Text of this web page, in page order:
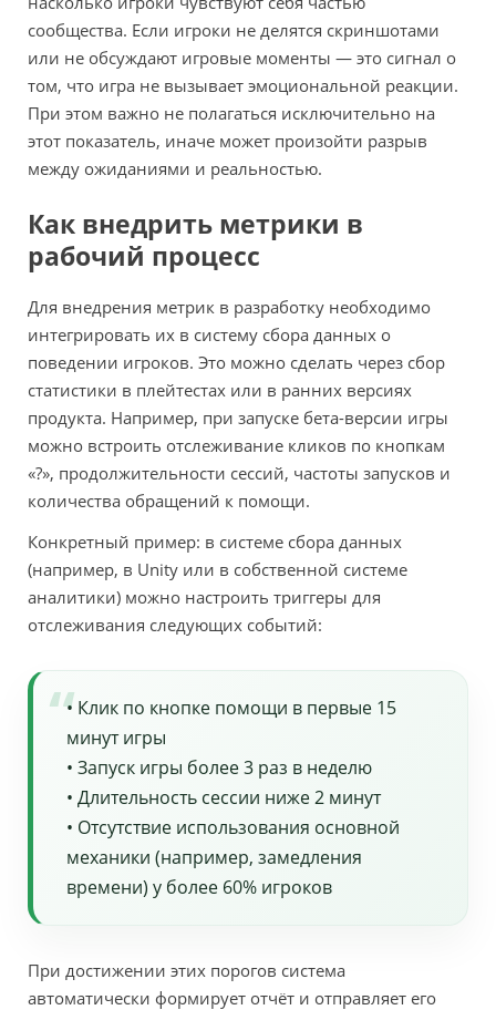
сообщества. Если игроки не делятся скриншотами
или не обсуждают игровые моменты — это сигнал о
том, что игра не вызывает эмоциональной реакции.
При этом важно не полагаться исключительно на
этот показатель, иначе может произойти разрыв
между ожиданиями и реальностью.
Как внедрить метрики в
рабочий процесс
Для внедрения метрик в разработку необходимо
интегрировать их в систему сбора данных о
поведении игроков. Это можно сделать через сбор
статистики в плейтестах или в ранних версиях
продукта. Например, при запуске бета-версии игры
можно встроить отслеживание кликов по кнопкам
«?», продолжительности сессий, частоты запусков и
количества обращений к помощи.
Конкретный пример: в системе сбора данных
(например, в Unity или в собственной системе
аналитики) можно настроить триггеры для
отслеживания следующих событий:
• Клик по кнопке помощи в первые 15
минут игры
• Запуск игры более 3 раз в неделю
• Длительность сессии ниже 2 минут
• Отсутствие использования основной
механики (например, замедления
времени) у более 60% игроков
При достижении этих порогов система
автоматически формирует отчёт и отправляет его